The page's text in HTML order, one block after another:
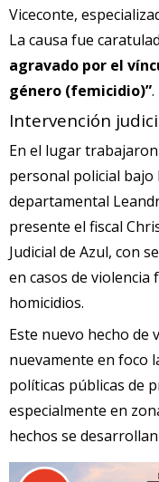
Viceconte,
La causa fue
agravado por el
género (femicidio)”.
Intervención
En el lugar
personal policial
departamental
presente el fiscal
Judicial de Azul, con
en casos de
homicidios.
Este nuevo hecho de
nuevamente en foco
políticas públicas de
especialmente en
hechos se